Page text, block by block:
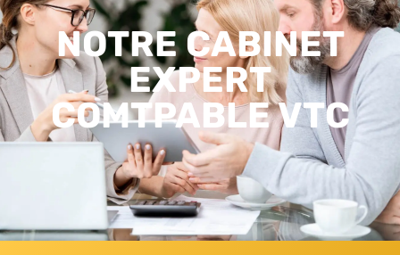
NOTRE CABINET
EXPERT
COMTPABLE VTC